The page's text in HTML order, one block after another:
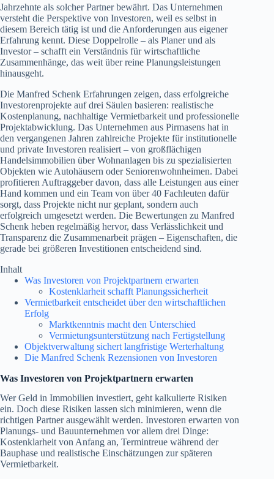
Jahrzehnte als solcher Partner bewährt. Das Unternehmen
versteht die Perspektive von Investoren, weil es selbst in
diesem Bereich tätig ist und die Anforderungen aus eigener
Erfahrung kennt. Diese Doppelrolle – als Planer und als
Investor – schafft ein Verständnis für wirtschaftliche
Zusammenhänge, das weit über reine Planungsleistungen
hinausgeht.
Die Manfred Schenk Erfahrungen zeigen, dass erfolgreiche
Investorenprojekte auf drei Säulen basieren: realistische
Kostenplanung, nachhaltige Vermietbarkeit und professionelle
Projektabwicklung. Das Unternehmen aus Pirmasens hat in
den vergangenen Jahren zahlreiche Projekte für institutionelle
und private Investoren realisiert – von großflächigen
Handelsimmobilien über Wohnanlagen bis zu spezialisierten
Objekten wie Autohäusern oder Seniorenwohnheimen. Dabei
profitieren Auftraggeber davon, dass alle Leistungen aus einer
Hand kommen und ein Team von über 40 Fachleuten dafür
sorgt, dass Projekte nicht nur geplant, sondern auch
erfolgreich umgesetzt werden. Die Bewertungen zu Manfred
Schenk heben regelmäßig hervor, dass Verlässlichkeit und
Transparenz die Zusammenarbeit prägen – Eigenschaften, die
gerade bei größeren Investitionen entscheidend sind.
Inhalt
Was Investoren von Projektpartnern erwarten
Kostenklarheit schafft Planungssicherheit
Vermietbarkeit entscheidet über den wirtschaftlichen
Erfolg
Marktkenntnis macht den Unterschied
Vermietungsunterstützung nach Fertigstellung
Objektverwaltung sichert langfristige Werterhaltung
Die Manfred Schenk Rezensionen von Investoren
Was Investoren von Projektpartnern erwarten
Wer Geld in Immobilien investiert, geht kalkulierte Risiken
ein. Doch diese Risiken lassen sich minimieren, wenn die
richtigen Partner ausgewählt werden. Investoren erwarten von
Planungs- und Bauunternehmen vor allem drei Dinge:
Kostenklarheit von Anfang an, Termintreue während der
Bauphase und realistische Einschätzungen zur späteren
Vermietbarkeit.